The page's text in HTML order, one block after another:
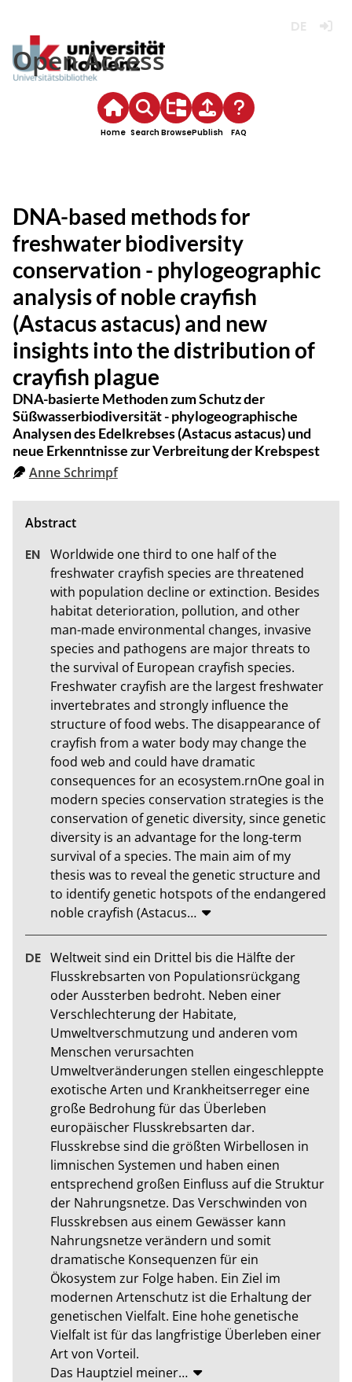
Open Access
Home SearchBrowsePublish FAQ
DNA-based methods for
freshwater biodiversity
conservation - phylogeographic
analysis of noble crayfish
(Astacus astacus) and new
insights into the distribution of
crayfish plague
DNA-basierte Methoden zum Schutz der
Süßwasserbiodiversität - phylogeographische
Analysen des Edelkrebses (Astacus astacus) und
neue Erkenntnisse zur Verbreitung der Krebspest
Anne Schrimpf
Worldwide one third to one half of the
freshwater crayfish species are threatened
with population decline or extinction. Besides
habitat deterioration, pollution, and other
man-made environmental changes, invasive
species and pathogens are major threats to
the survival of European crayfish species.
Freshwater crayfish are the largest freshwater
invertebrates and strongly influence the
structure of food webs. The disappearance of
crayfish from a water body may change the
food web and could have dramatic
consequences for an ecosystem.rnOne goal in
modern species conservation strategies is the
conservation of genetic diversity, since genetic
diversity is an advantage for the long-term
survival of a species. The main aim of my
thesis was to reveal the genetic structure and
to identify genetic hotspots of the endangered
noble crayfish (Astacus…
Weltweit sind ein Drittel bis die Hälfte der
Flusskrebsarten von Populationsrückgang
oder Aussterben bedroht. Neben einer
Verschlechterung der Habitate,
Umweltverschmutzung und anderen vom
Menschen verursachten
Umweltveränderungen stellen eingeschleppte
exotische Arten und Krankheitserreger eine
große Bedrohung für das Überleben
europäischer Flusskrebsarten dar.
Flusskrebse sind die größten Wirbellosen in
limnischen Systemen und haben einen
entsprechend großen Einfluss auf die Struktur
der Nahrungsnetze. Das Verschwinden von
Flusskrebsen aus einem Gewässer kann
Nahrungsnetze verändern und somit
dramatische Konsequenzen für ein
Ökosystem zur Folge haben. Ein Ziel im
modernen Artenschutz ist die Erhaltung der
genetischen Vielfalt. Eine hohe genetische
Vielfalt ist für das langfristige Überleben einer
Art von Vorteil.
Das Hauptziel meiner…